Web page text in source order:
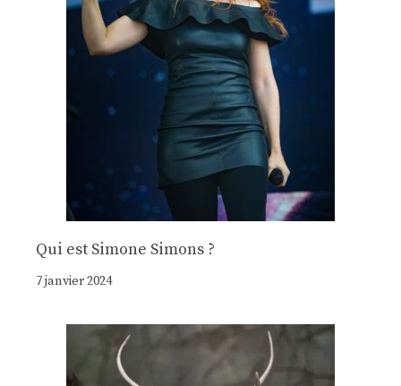
Qui est Simone Simons ?
7 janvier 2024